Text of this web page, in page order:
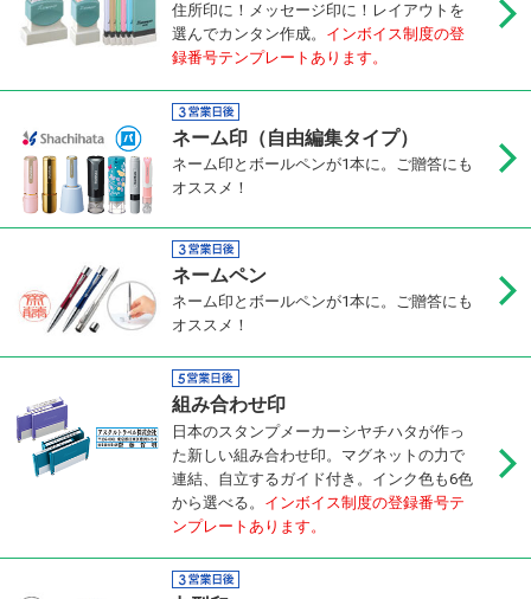
住所印に！メッセージ印に！レイアウトを
選んでカンタン作成。 インボイス制度の登
録番号テンプレートあります。
ネーム印（自由編集タイプ）
ネーム印とボールペンが1本に。ご贈答にも
オススメ！
ネームペン
ネーム印とボールペンが1本に。ご贈答にも
オススメ！
組み合わせ印
日本のスタンプメーカーシヤチハタが作っ
た新しい組み合わせ印。マグネットの力で
連結、自立するガイド付き。インク色も6色
から選べる。 インボイス制度の登録番号テ
ンプレートあります。